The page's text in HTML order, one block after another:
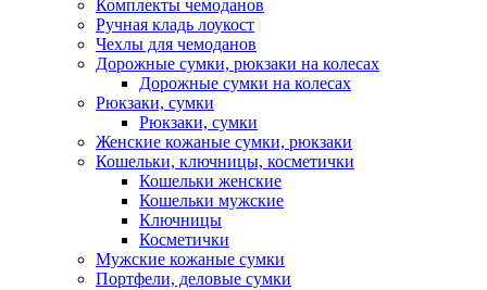
Комплекты чемоданов
Ручная кладь лоукост
Чехлы для чемоданов
Дорожные сумки, рюкзаки на колесах
Дорожные сумки на колесах
Рюкзаки, сумки
Рюкзаки, сумки
Женские кожаные сумки, рюкзаки
Кошельки, ключницы, косметички
Кошельки женские
Кошельки мужские
Ключницы
Косметички
Мужские кожаные сумки
Портфели, деловые сумки